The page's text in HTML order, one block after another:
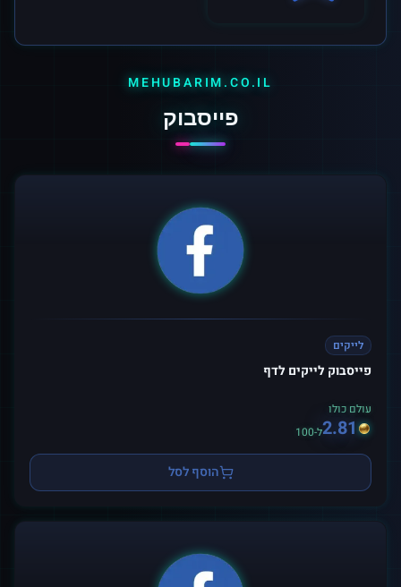
MEHUBARIM.CO.IL
פייסבוק
לייקים
פייסבוק לייקים לדף
עולם כולו
2.81ל-100
הוסף לסל